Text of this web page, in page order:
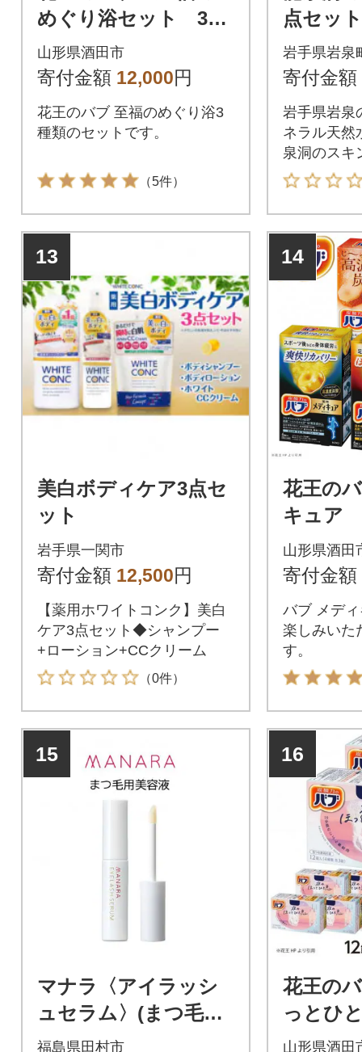
めぐり浴セット 3種
×各2箱 計6箱
山形県酒田市
寄付金額 12,000円
花王のバブ 至福のめぐり浴3
種類のセットです。
（5件）
点セット
岩手県岩泉
寄付金額
岩手県岩泉
ネラル天然
泉洞のスキ
13
美白ボディケア3点セ
ット
岩手県一関市
寄付金額 12,500円
【薬用ホワイトコンク】美白
ケア3点セット◆シャンプー
+ローション+CCクリーム
（0件）
14
花王の
キュア
6錠入×4
山形県酒田
寄付金額
バブ メデ
楽しみいた
す。
15
マナラ〈アイラッシ
ュセラム〉(まつ毛用
美容液)
福島県田村市
16
花王の
っとひ
12箱 計
山形県酒田